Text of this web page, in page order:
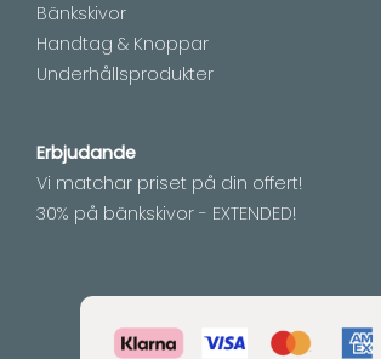
Bänkskivor
Handtag & Knoppar
Underhållsprodukter
Erbjudande
Vi matchar priset på din offert!
30% på bänkskivor - EXTENDED!